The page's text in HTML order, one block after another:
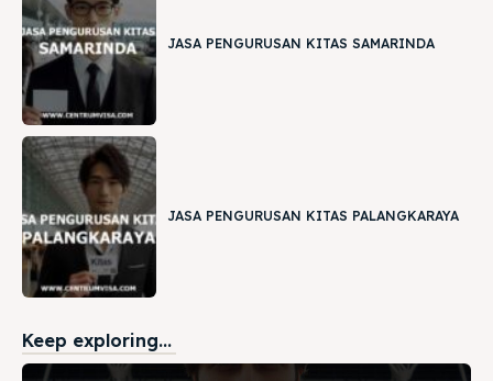
JASA PENGURUSAN KITAS SAMARINDA
JASA PENGURUSAN KITAS PALANGKARAYA
Keep exploring...